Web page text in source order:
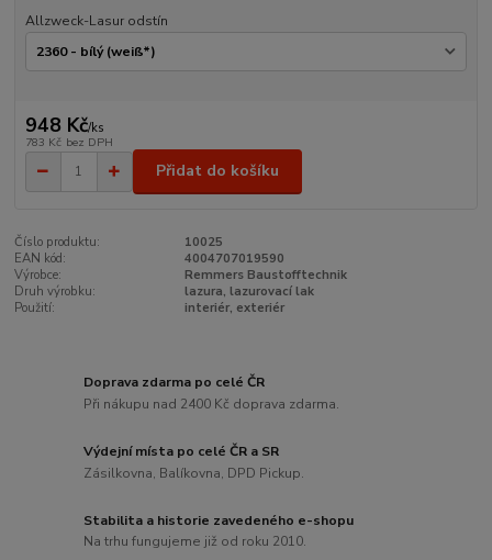
Allzweck-Lasur odstín
948 Kč/ks
783 Kč bez DPH
Přidat do košíku
Číslo produktu:
10025
EAN kód:
4004707019590
Výrobce:
Remmers Baustofftechnik
Druh výrobku:
lazura, lazurovací lak
Použití:
interiér, exteriér
Doprava zdarma po celé ČR
Při nákupu nad 2400 Kč doprava zdarma.
Výdejní místa po celé ČR a SR
Zásilkovna, Balíkovna, DPD Pickup.
Stabilita a historie zavedeného e-shopu
Na trhu fungujeme již od roku 2010.